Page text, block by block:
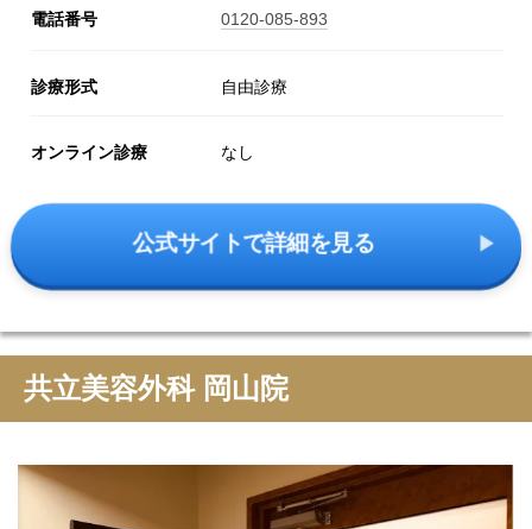
電話番号 0120-085-893
診療形式 自由診療
オンライン診療 なし
公式サイトで詳細を見る
共立美容外科 岡山院